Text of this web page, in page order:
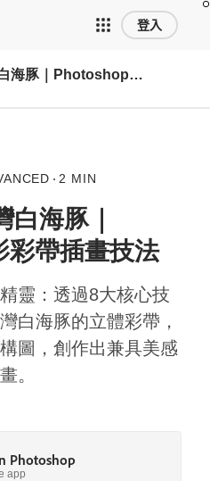
登入
飛躍天際的臺灣白海豚｜Photoshop光影彩帶插畫技法
2 MIN
白海豚｜
彩帶插畫技法
靈：透過8大核心技
白海豚的立體彩帶，
圖，創作出兼具美感
。
Photoshop
app